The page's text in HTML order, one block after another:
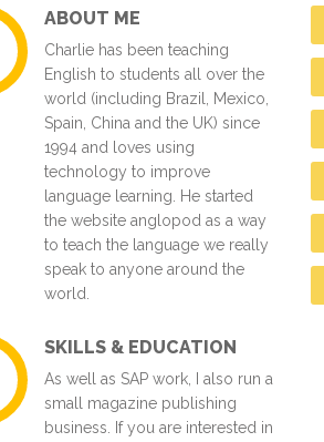
ABOUT ME
Charlie has been teaching
English to students all over the
world (including Brazil, Mexico,
Spain, China and the UK) since
1994 and loves using
technology to improve
language learning. He started
the website anglopod as a way
to teach the language we really
speak to anyone around the
world.
SKILLS & EDUCATION
As well as SAP work, I also run a
small magazine publishing
business. If you are interested in